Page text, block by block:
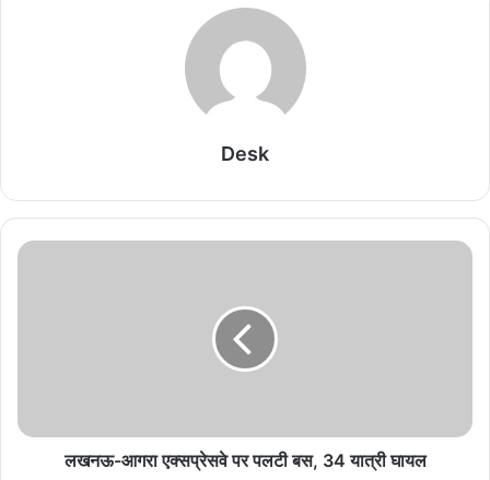
CJP में AAP कनेक्शन की चर्चा तेज, अभिजीत दीपके समेत
कई नेताओं के नाम आए सामने
August 7, 2026
लाउडस्पीकर विवाद पर भड़के युसूफ पठान, बोले- मस्जिदों से
हटाए जा रहे स्पीकर; अमित शाह से लगाई गुहार
रुख पर टिकी सबकी नजर
August 7, 2026
समेत 20 सांसदों की जाएगी सदस्यता?
August 7, 2026
Desk
लखनऊ-आगरा एक्सप्रेसवे पर पलटी बस, 34 यात्री घायल